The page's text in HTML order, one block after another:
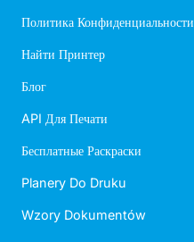
Политика Конфиденциальности
Найти Принтер
Блог
API Для Печати
Бесплатные Раскраски
Planery Do Druku
Wzory Dokumentów